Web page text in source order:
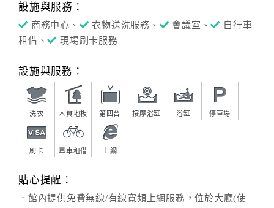
設施與服務：
商務中心、 衣物送洗服務、 會議室、
自行車
租借、
現場刷卡服務
設施與服務：
洗衣 木質地板 第四台 按摩浴缸 浴缸 停車場
刷卡 單車租借 上網
貼心提醒：
．館內提供免費無線/有線寬頻上網服務，位於大廳(使